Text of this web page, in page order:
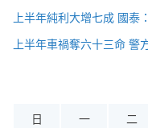
上半年純利大增七成 國泰
上半年車禍奪六十三命 警
日
一 二